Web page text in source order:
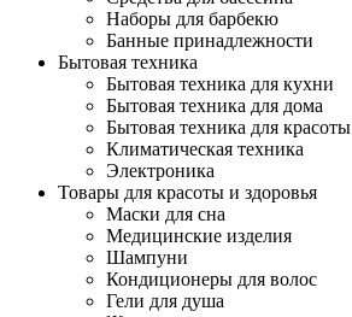
Наборы для барбекю
Банные принадлежности
Бытовая техника
Бытовая техника для кухни
Бытовая техника для дома
Бытовая техника для красоты
Климатическая техника
Электроника
Товары для красоты и здоровья
Маски для сна
Медицинские изделия
Шампуни
Кондиционеры для волос
Гели для душа